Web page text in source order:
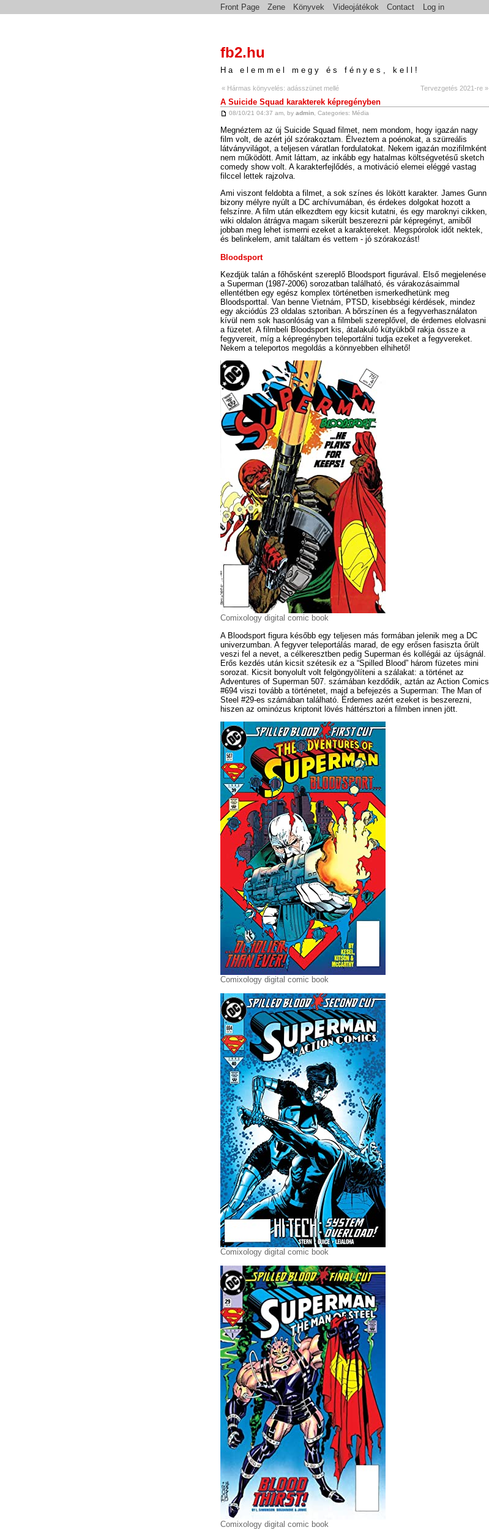
Front Page Zene Könyvek Videojátékok Contact Log in
fb2.hu
Ha elemmel megy és fényes, kell!
« Hármas könyvelés: adásszünet mellé Tervezgetés 2021-re »
A Suicide Squad karakterek képregényben
08/10/21 04:37 am, by admin, Categories: Média
Megnéztem az új Suicide Squad filmet, nem mondom, hogy igazán nagy
film volt, de azért jól szórakoztam. Élveztem a poénokat, a szürreális
látványvilágot, a teljesen váratlan fordulatokat. Nekem igazán mozifilmként
nem működött. Amit láttam, az inkább egy hatalmas költségvetésű sketch
comedy show volt. A karakterfejlődés, a motiváció elemei eléggé vastag
filccel lettek rajzolva.
Ami viszont feldobta a filmet, a sok színes és lökött karakter. James Gunn
bizony mélyre nyúlt a DC archívumában, és érdekes dolgokat hozott a
felszínre. A film után elkezdtem egy kicsit kutatni, és egy maroknyi cikken,
wiki oldalon átrágva magam sikerült beszerezni pár képregényt, amiből
jobban meg lehet ismerni ezeket a karaktereket. Megspórolok időt nektek,
és belinkelem, amit találtam és vettem - jó szórakozást!
Bloodsport
Kezdjük talán a főhősként szereplő Bloodsport figurával. Első megjelenése
a Superman (1987-2006) sorozatban található, és várakozásaimmal
ellentétben egy egész komplex történetben ismerkedhetünk meg
Bloodsporttal. Van benne Vietnám, PTSD, kisebbségi kérdések, mindez
egy akciódús 23 oldalas sztoriban. A bőrszínen és a fegyverhasználaton
kívül nem sok hasonlóság van a filmbeli szereplővel, de érdemes elolvasni
a füzetet. A filmbeli Bloodsport kis, átalakuló kütyükből rakja össze a
fegyvereit, míg a képregényben teleportálni tudja ezeket a fegyvereket.
Nekem a teleportos megoldás a könnyebben elhihető!
Comixology digital comic book
A Bloodsport figura később egy teljesen más formában jelenik meg a DC
univerzumban. A fegyver teleportálás marad, de egy erősen fasiszta őrült
veszi fel a nevet, a célkeresztben pedig Superman és kollégái az újságnál.
Erős kezdés után kicsit szétesik ez a “Spilled Blood” három füzetes mini
sorozat. Kicsit bonyolult volt felgöngyölíteni a szálakat: a történet az
Adventures of Superman 507. számában kezdődik, aztán az Action Comics
#694 viszi tovább a történetet, majd a befejezés a Superman: The Man of
Steel #29-es számában található. Érdemes azért ezeket is beszerezni,
hiszen az ominózus kriptonit lövés háttérsztori a filmben innen jött.
Comixology digital comic book
Comixology digital comic book
Comixology digital comic book